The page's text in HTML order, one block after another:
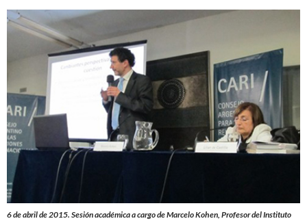
6 de abril de 2015. Sesión académica a cargo de Marcelo Kohen, Profesor del Instituto